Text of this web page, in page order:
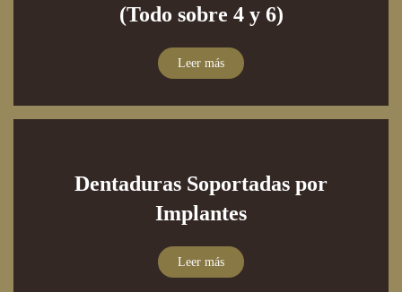
(Todo sobre 4 y 6)
Leer más
Dentaduras Soportadas por
Implantes
Leer más